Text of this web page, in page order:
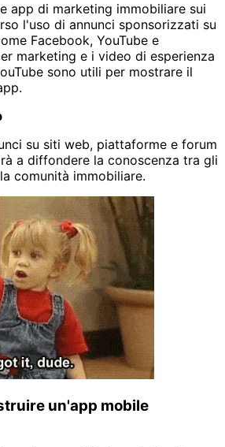
app di marketing immobiliare sui
l'uso di annunci sponsorizzati su
Facebook, YouTube e
marketing e i video di esperienza
sono utili per mostrare il
su siti web, piattaforme e forum
a diffondere la conoscenza tra gli
comunità immobiliare.
un'app mobile